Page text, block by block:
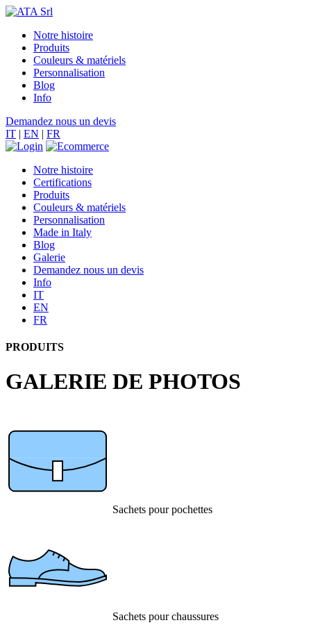
Notre histoire
Produits
Couleurs & matériels
Personnalisation
Blog
Info
Demandez nous un devis
IT | EN | FR
Notre histoire
Certifications
Produits
Couleurs & matériels
Personnalisation
Made in Italy
Blog
Galerie
Demandez nous un devis
Info
IT
EN
FR
PRODUITS
GALERIE DE PHOTOS
Sachets pour pochettes
Sachets pour chaussures